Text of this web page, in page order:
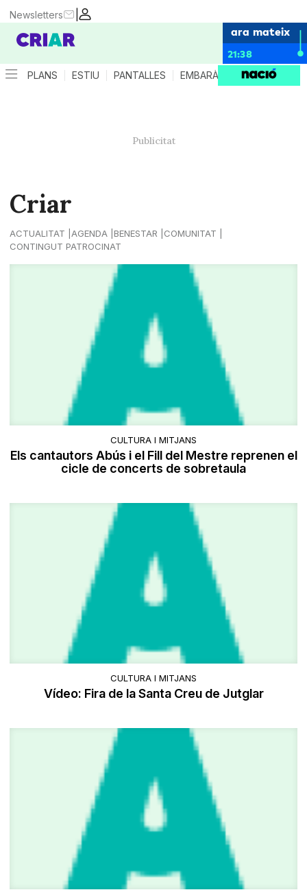
|
Newsletters
ara mateix
21:38
PLANS ESTIU PANTALLES EMBARÀS CRIANÇA
Criar
ACTUALITAT AGENDA BENESTAR
COMUNITAT
CONTINGUT PATROCINAT
CULTURA I MITJANS
Els cantautors Abús i el Fill del Mestre reprenen el
cicle de concerts de sobretaula
CULTURA I MITJANS
Vídeo: Fira de la Santa Creu de Jutglar